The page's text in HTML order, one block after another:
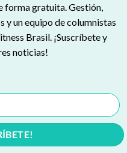
forma gratuita. Gestión,
y un equipo de columnistas
Brasil. ¡Suscríbete y
noticias!